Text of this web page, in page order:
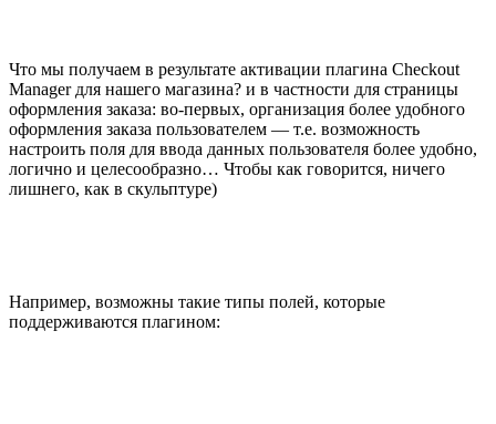
Что мы получаем в результате активации плагина Checkout
Manager для нашего магазина? и в частности для страницы
оформления заказа: во-первых, организация более удобного
оформления заказа пользователем — т.е. возможность
настроить поля для ввода данных пользователя более удобно,
логично и целесообразно… Чтобы как говорится, ничего
лишнего, как в скульптуре)
Например, возможны такие типы полей, которые
поддерживаются плагином: